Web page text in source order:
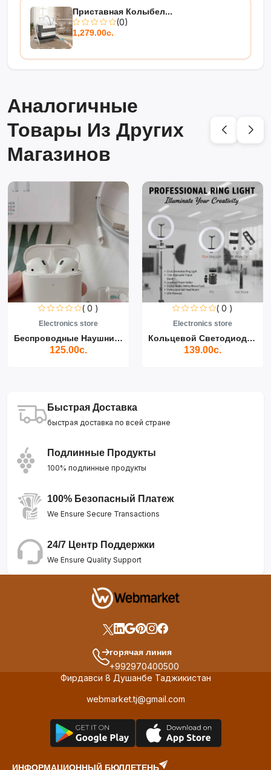
Приставная Колыбел...
(0)
1,279.00с.
Аналогичные
Товары Из Других
Магазинов
( 0 )
Electronics store
Беспроводные Наушники Air...
125.00с.
( 0 )
Electronics store
Кольцевой Светодиодный Св...
139.00с.
Быстрая Доставка
быстрая доставка по всей стране
Подлинные Продукты
100% подлинные продукты
100% Безопасный Платеж
We Ensure Secure Transactions
24/7 Центр Поддержки
We Ensure Quality Support
горячая линия
+992970400500
Фирдавси 8 Душанбе Таджикистан
webmarket.tj@gmail.com
ИНФОРМАЦИОННЫЙ БЮЛЛЕТЕНЬ